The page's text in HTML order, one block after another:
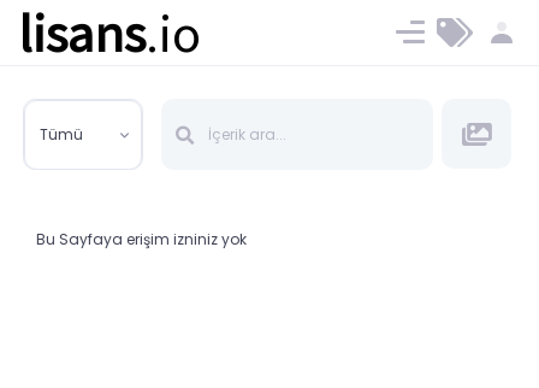
lisans.io Ücret ve Planlar
Tümü
Bu Sayfaya erişim izniniz yok